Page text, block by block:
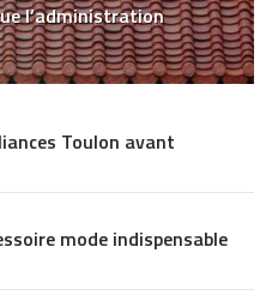
l’administration
Toulon avant
mode indispensable